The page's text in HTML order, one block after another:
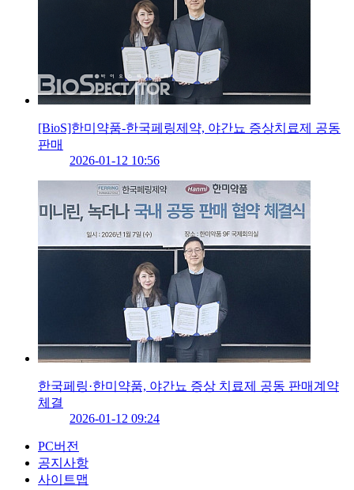
[BioS]한미약품-한국페링제약, 야간뇨 증상치료제 공동
판매
2026-01-12 10:56
한국페링·한미약품, 야간뇨 증상 치료제 공동 판매계약
체결
2026-01-12 09:24
PC버전
공지사항
사이트맵